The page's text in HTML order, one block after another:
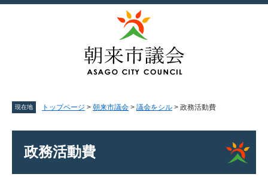
ペ
メ
現在地 トップページ > 朝来市議会 > 議会をシル > 政務活動費
政務活動費